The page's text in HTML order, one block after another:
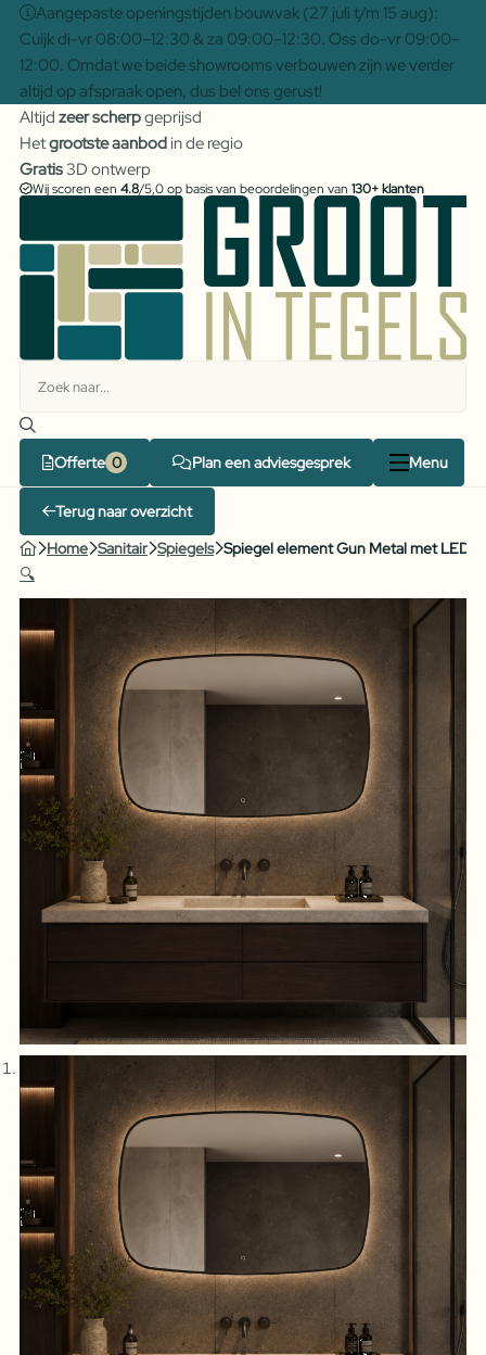
Aangepaste openingstijden bouwvak (27 juli t/m 15 aug):
Cuijk di-vr 08:00–12:30 & za 09:00–12:30. Oss do-vr 09:00–
12:00. Omdat we beide showrooms verbouwen zijn we verder
altijd op afspraak open, dus bel ons gerust!
Altijd zeer scherpgeprijsd
Hetgrootste aanbodin de regio
Gratis3D ontwerp
Wij scoren een 4.8/5,0 op basis van beoordelingen van 130+ klanten
Offerte Plan een adviesgesprek Menu
Terug naar overzicht
Home Sanitair Spiegels Spiegel element Gun Metal met LED
🔍